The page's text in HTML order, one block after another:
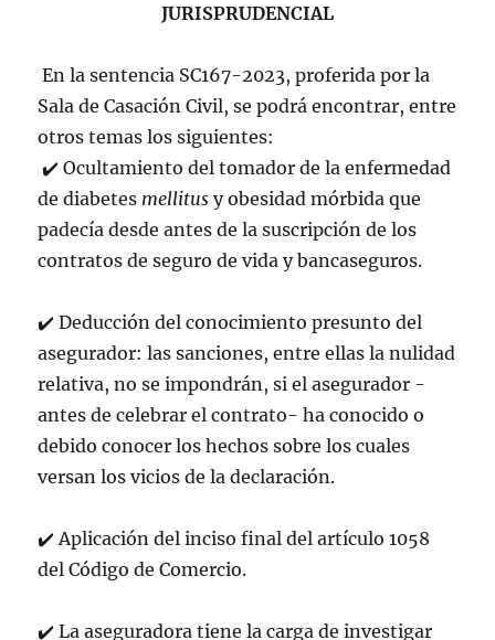
JURISPRUDENCIAL
En la sentencia SC167-2023, proferida por la
Sala de Casación Civil, se podrá encontrar, entre
otros temas los siguientes:
✔ ️Ocultamiento del tomador de la enfermedad
de diabetes mellitus y obesidad mórbida que
padecía desde antes de la suscripción de los
contratos de seguro de vida y bancaseguros.
✔ ️Deducción del conocimiento presunto del
asegurador: las sanciones, entre ellas la nulidad
relativa, no se impondrán, si el asegurador -
antes de celebrar el contrato- ha conocido o
debido conocer los hechos sobre los cuales
versan los vicios de la declaración.
✔ Aplicación del inciso final del artículo 1058
del Código de Comercio.
✔ ️La aseguradora tiene la carga de investigar